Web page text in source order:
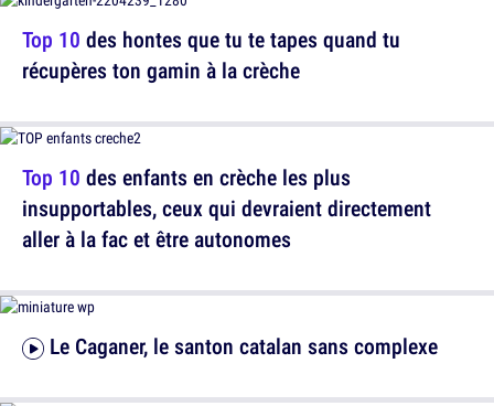
Top 10 des hontes que tu te tapes quand tu
récupères ton gamin à la crèche
Le Caganer, le santon catalan sans complexe
Top 10 des enfants en crèche les plus
insupportables, ceux qui devraient directement
aller à la fac et être autonomes